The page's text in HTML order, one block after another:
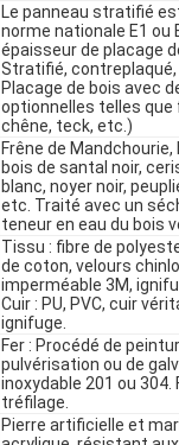
Le panneau stratifié
norme nationale E1 ou
épaisseur de placage
Stratifié, contreplaqué,
Placage de bois avec
optionnelles telles que
chêne, teck, etc.)
Frêne de
bois de santal noir,
blanc, noyer noir,
etc. Traité avec un
teneur en eau du bois
Tissu : fibre de
de coton, velours
imperméable 3M,
Cuir : PU, PVC, cuir
ignifuge.
Fer : Procédé de
pulvérisation ou de
inoxydable 201 ou 304.
tréfilage.
Pierre artificielle et